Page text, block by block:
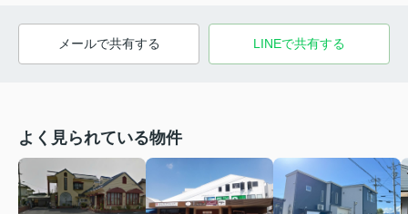
メールで共有する LINEで共有する
よく見られている物件